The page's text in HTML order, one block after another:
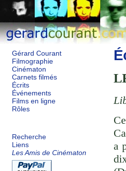
Gérard Courant
Filmographie
Cinématon
Carnets filmés
Écrits
Événements
Films en ligne
Rôles
Recherche
Liens
Les Amis de Cinématon
a